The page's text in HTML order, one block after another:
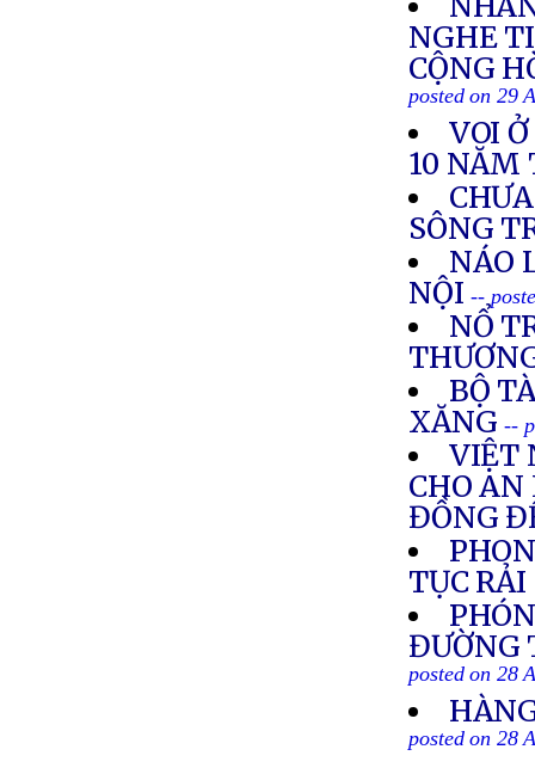
NGHE
CỘNG
posted on 29
VOI
10 NĂM
SÔNG
NÁO
NỘI--
NỔ
BỘ
XĂNG --
VIỆT
CHO AN
ĐỒNG
TỤC
ĐƯỜNG
posted on 28
posted on 28